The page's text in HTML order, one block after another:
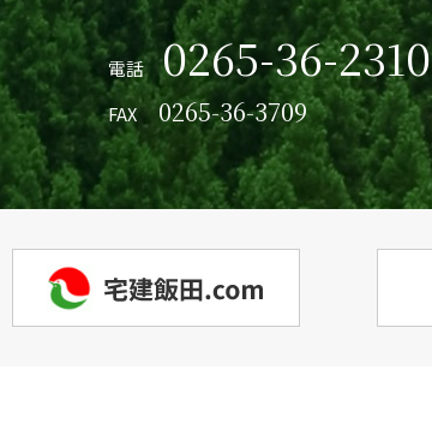
電話0265-36-2310
FAX0265-36-3709